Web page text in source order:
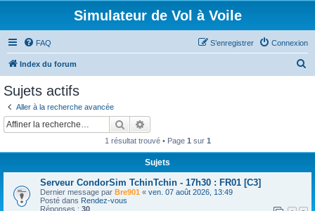
Simulateur de Vol à Voile
FAQ Connexion
S’enregistrer
Index du forum
Sujets actifs
Aller à la recherche avancée
Rechercher
1 résultat trouvé • Page 1 sur 1
Sujets
Serveur CondorSim TchinTchin - 17h30 : FR01 [C3]
Dernier message par Bre901 « ven. 07 août 2026, 13:49
Posté dans Rendez-vous
Réponses : 30